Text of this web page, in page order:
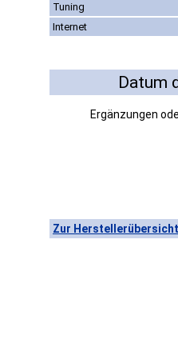
Tuning
Internet
Datum
Ergänzungen
Zur Herstellerübersicht